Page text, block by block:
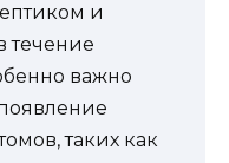
и
течение
важно
таких как